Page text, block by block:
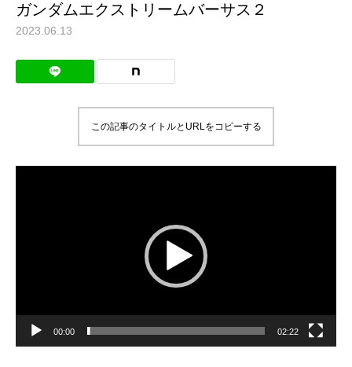
ガンダムエクストリームバーサス２
2023.06.13
この記事のタイトルとURLをコピーする
00:00 02:22